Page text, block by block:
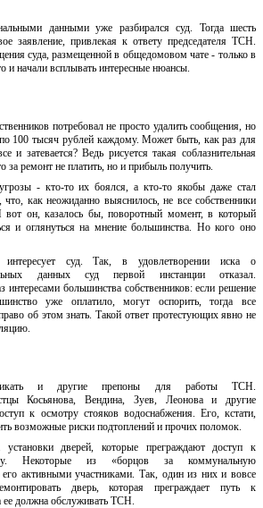
данными уже разбирался суд. Тогда шесть
заявление , привлекая к ответу председателя ТСН.
суда, размещенной в общедомовом чате - только в
и начали всплывать интересные нюансы.
потребовал не просто удалить сообщения, но
100 тысяч рублей каждому.Может быть, как раз для
и затевается?Ведь рисуется такая соблазнительная
за ремонт не платить, но и прибыль получить
- кто-то их боялся, а кто-то якобы даже стал
как неожиданно выяснилось, не все собственники
вот он, казалось бы,поворотный момент, в который
и оглянуться на мнение большинства. Но кого оно
суд. Так, в удовлетворении иска о
данных суд первой инстанции отказал.
интересами большинства собственников: если решение
уже оплатило, могут оспорить, тогда все
об этом знать. Такой ответ протестующих явно не
и другие препоны для работы ТСН.
тцыКосьянова , Вендина, Зуев, Леонова и другие
к осмотру стояков водоснабжения. Его, кстати,
возможные риски подтоплений и прочих поломок.
дверей, которые преграждают доступ к
Некоторые из «борцов за коммунальную
его активными участниками. Так, один из них и вовсе
дверь, котораяпреграждает путь к
ее должна обслуживать ТСН.